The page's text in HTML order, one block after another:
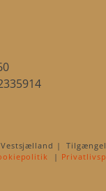
Vestsjælland |
|